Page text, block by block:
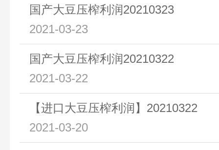
国产大豆压榨利润20210323
2021-03-23
国产大豆压榨利润20210322
2021-03-22
【进口大豆压榨利润】20210322
2021-03-20